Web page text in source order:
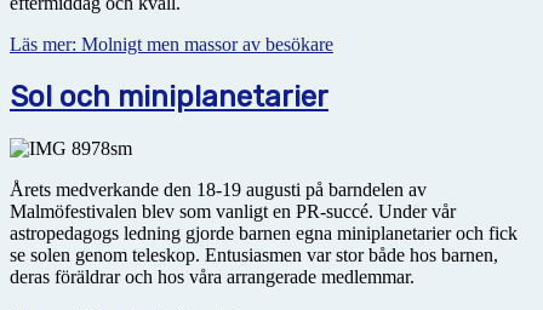
Läs mer: Molnigt men massor av besökare
Sol och miniplanetarier
Årets medverkande den 18-19 augusti på barndelen av
Malmöfestivalen blev som vanligt en PR-succé. Under vår
astropedagogs ledning gjorde barnen egna miniplanetarier och fick
se solen genom teleskop. Entusiasmen var stor både hos barnen,
deras föräldrar och hos våra arrangerade medlemmar.